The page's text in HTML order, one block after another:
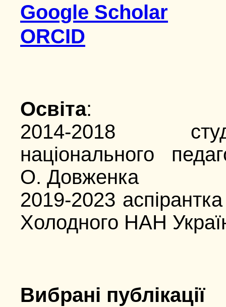
Google Scholar
ORCID
Освіта:
2014-2018
національного
О. Довженка
2019-2023
Холодного НАН
Вибрані публікації